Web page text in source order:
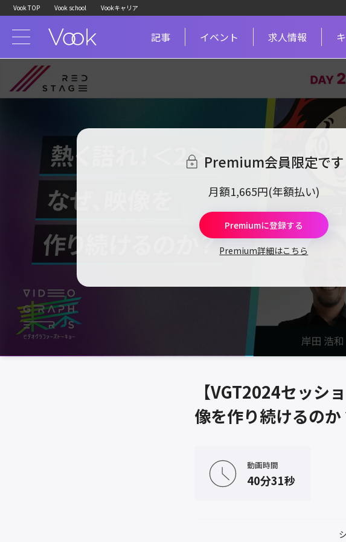
Vook TOP Vook school Vookキャリア
記事 イベント 求人情報
Premium会員限定です
月額1,665円(年額払い)
Premiumに登録する
Premium詳細はこちら
【VGT2024セッシ
像を作り続けるのか
動画時間
40分31秒